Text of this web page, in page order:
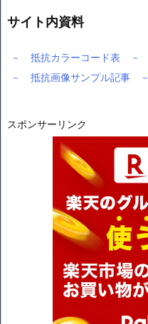
サイト内資料
－ 抵抗カラーコード表 －
－ 抵抗画像サンプル記事 －
スポンサーリンク